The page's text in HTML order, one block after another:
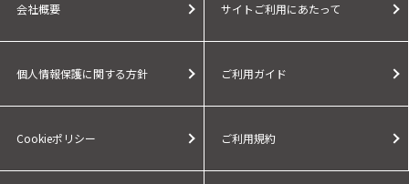
会社概要 サイトご利用にあたって
個人情報保護に関する方針 ご利用ガイド
Cookieポリシー ご利用規約